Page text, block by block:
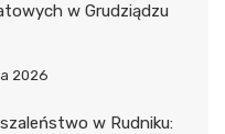
w Grudziądzu
2026
w Rudniku: